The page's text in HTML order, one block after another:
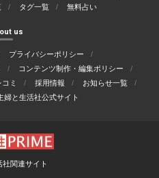
タグ一覧 無料占い
us
プライバシーポリシー
コンテンツ制作・編集ポリシー
コミ 採用情報
お知らせ一覧
婦と生活社公式サイト
社関連サイト